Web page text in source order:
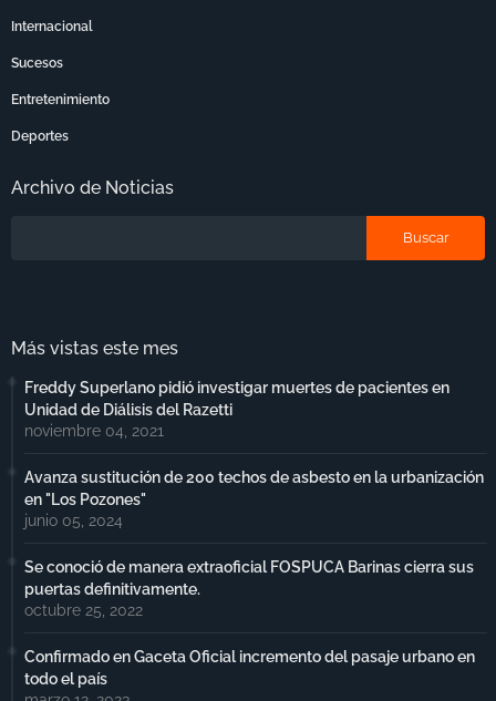
Internacional
Sucesos
Entretenimiento
Deportes
Archivo de Noticias
Más vistas este mes
Freddy Superlano pidió investigar muertes de pacientes en
Unidad de Diálisis del Razetti
noviembre 04, 2021
Avanza sustitución de 200 techos de asbesto en la urbanización
en "Los Pozones"
junio 05, 2024
Se conoció de manera extraoficial FOSPUCA Barinas cierra sus
puertas definitivamente.
octubre 25, 2022
Confirmado en Gaceta Oficial incremento del pasaje urbano en
todo el país